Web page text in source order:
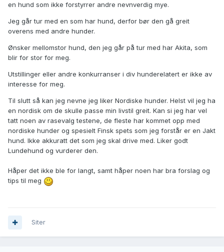
en hund som ikke forstyrrer andre nevnverdig mye.
Jeg går tur med en som har hund, derfor bør den gå greit
overens med andre hunder.
Ønsker mellomstor hund, den jeg går på tur med har Akita, som
blir for stor for meg.
Utstillinger eller andre konkurranser i div hunderelatert er ikke av
interesse for meg.
Til slutt så kan jeg nevne jeg liker Nordiske hunder. Helst vil jeg ha
en nordisk om de skulle passe min livstil greit. Kan si jeg har vel
tatt noen av rasevalg testene, de fleste har kommet opp med
nordiske hunder og spesielt Finsk spets som jeg forstår er en Jakt
hund. Ikke akkuratt det som jeg skal drive med. Liker godt
Lundehund og vurderer den.
Håper det ikke ble for langt, samt håper noen har bra forslag og
tips til meg
Siter